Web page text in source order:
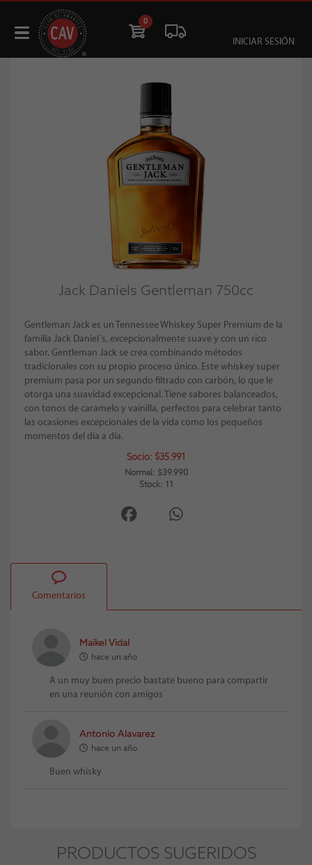
0
INICIAR SESIÓN
Jack Daniels Gentleman 750cc
Gentleman Jack es un Tennessee Whiskey Super Premium de la
familia Jack Daniel´s, excepcionalmente suave y con un rico
sabor. Gentleman Jack se crea combinando métodos
tradicionales con su propio proceso único. Este whiskey super
premium pasa por un segundo filtrado con carbón, lo que le
otorga una suavidad excepcional. Tiene sabores balanceados,
con tonos de caramelo y vainilla, perfectos para celebrar tanto
las ocasiones excepcionales de la vida como los pequeños
momentos del día a día.
Socio: $35.991
Normal: $39.990
Stock: 11
Comentarios
Maikel Vidal
hace un año
A un muy buen precio bastate bueno para compartir
en una reunión con amigos
Antonio Alavarez
hace un año
Buen whisky
PRODUCTOS SUGERIDOS